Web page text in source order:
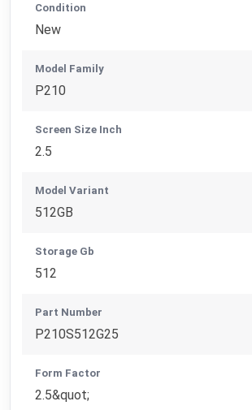
Condition
New
Model Family
P210
Screen Size Inch
2.5
Model Variant
512GB
Storage Gb
512
Part Number
P210S512G25
Form Factor
2.5&quot;